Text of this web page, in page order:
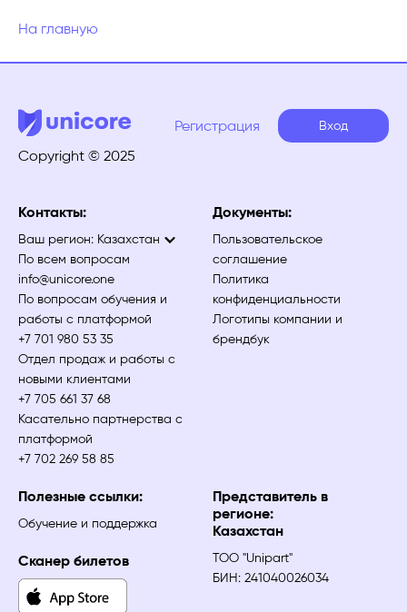
На главную
Copyright © 2025
Регистрация Вход
Контакты:
Ваш регион: Казахстан
По всем вопросам
info@unicore.one
По вопросам обучения и
работы с платформой
+7 701 980 53 35
Отдел продаж и работы с
новыми клиентами
+7 705 661 37 68
Касательно партнерства с
платформой
+7 702 269 58 85
Документы:
Пользовательское
соглашение
Политика
конфиденциальности
Логотипы компании и
брендбук
Полезные ссылки:
Обучение и поддержка
Сканер билетов
Представитель в
регионе:
Казахстан
ТОО "Unipart"
БИН: 241040026034